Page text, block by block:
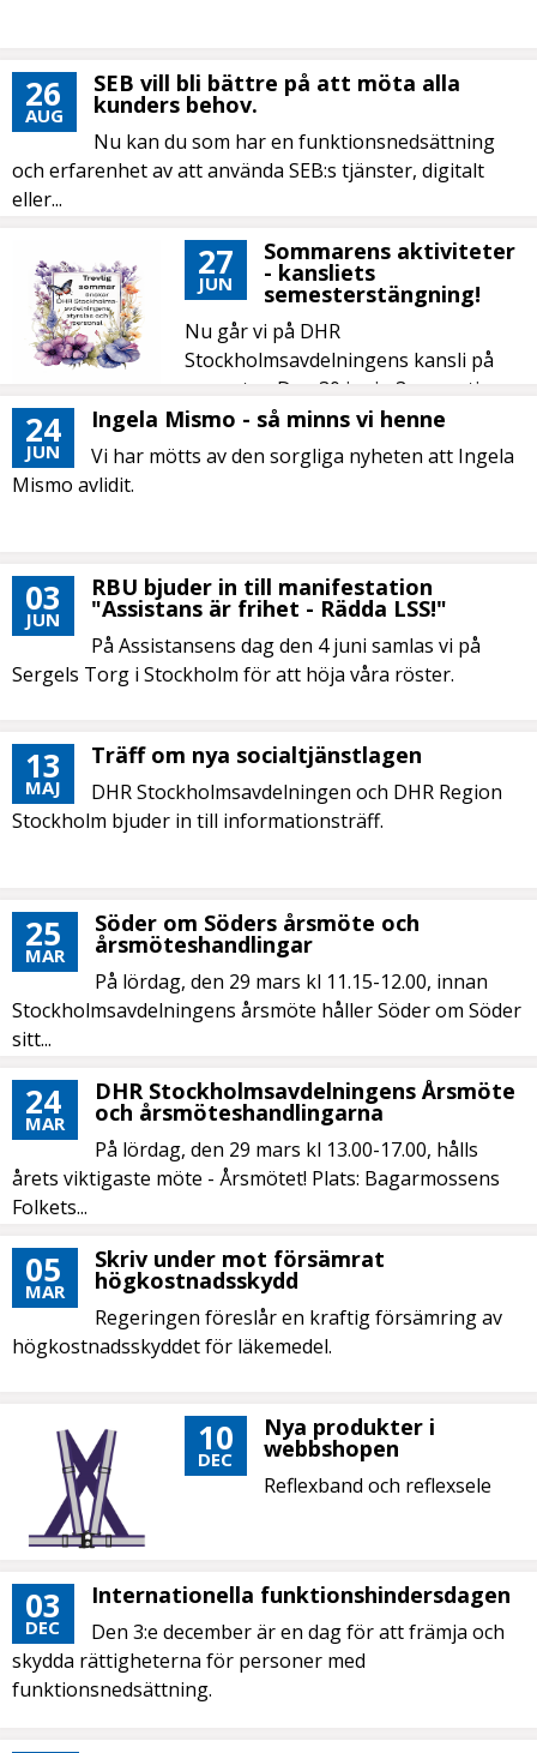
26
AUG
SEB vill bli bättre på att möta alla
kunders behov.
Nu kan du som har en funktionsnedsättning
och erfarenhet av att använda SEB:s tjänster, digitalt
eller...
27
JUN
Sommarens aktiviteter
- kansliets
semesterstängning!
Nu går vi på DHR
Stockholmsavdelningens kansli på
semester. Den 30 juni - 3 augusti
håller kansliet stängt....
24
JUN
Ingela Mismo - så minns vi henne
Vi har mötts av den sorgliga nyheten att Ingela
Mismo avlidit.
03
JUN
RBU bjuder in till manifestation
"Assistans är frihet - Rädda LSS!"
På Assistansens dag den 4 juni samlas vi på
Sergels Torg i Stockholm för att höja våra röster.
13
MAJ
Träff om nya socialtjänstlagen
DHR Stockholmsavdelningen och DHR Region
Stockholm bjuder in till informationsträff.
25
MAR
Söder om Söders årsmöte och
årsmöteshandlingar
På lördag, den 29 mars kl 11.15-12.00, innan
Stockholmsavdelningens årsmöte håller Söder om Söder
sitt...
24
MAR
DHR Stockholmsavdelningens Årsmöte
och årsmöteshandlingarna
På lördag, den 29 mars kl 13.00-17.00, hålls
årets viktigaste möte - Årsmötet! Plats: Bagarmossens
Folkets...
05
MAR
Skriv under mot försämrat
högkostnadsskydd
Regeringen föreslår en kraftig försämring av
högkostnadsskyddet för läkemedel.
10
DEC
Nya produkter i
webbshopen
Reflexband och reflexsele
03
DEC
Internationella funktionshindersdagen
Den 3:e december är en dag för att främja och
skydda rättigheterna för personer med
funktionsnedsättning.